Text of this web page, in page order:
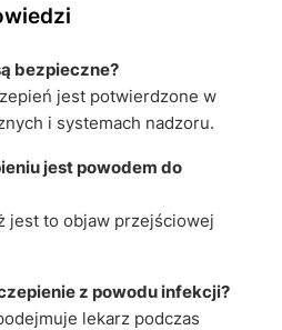
bezpieczne?
jest potwierdzone w
i systemach nadzoru.
jest powodem do
jest to objaw przejściowej
z powodu infekcji?
lekarz podczas